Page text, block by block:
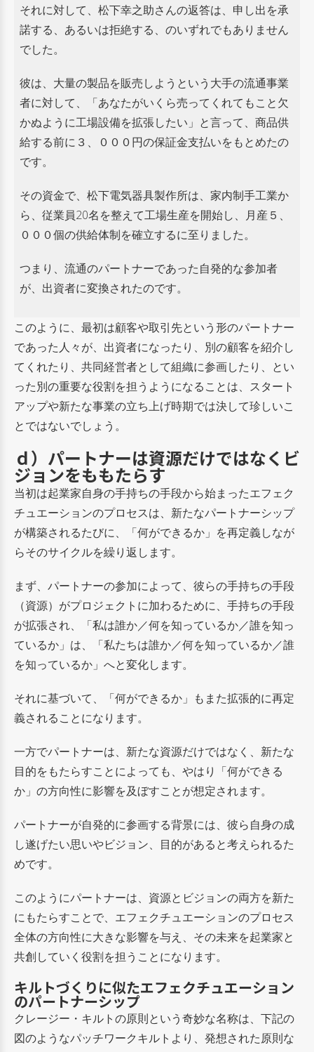
それに対して、松下幸之助さんの返答は、申し出を承
諾する、あるいは拒絶する、 のいずれでもありません
でした。
彼は、大量の製品を販売しようという大手の流通事業
者に対して、
「あなたがいくら売ってくれてもこと欠
かぬように工場設備を拡張したい」と言って、 商品供
給する前に３、０００円の保証金支払いをもとめたの
です。
その資金で、松下電気器具製作所は、家内制手工業か
ら、従業員20名を整えて工場生産を開始し、 月産５、
０００個の供給体制を確立するに至りました。
つまり、流通のパートナーであった自発的な参加者
が、出資者に変換されたのです。
このように、最初は顧客や取引先という形のパートナー
であった人々が、出資者になったり、 別の顧客を紹介し
てくれたり、共同経営者として組織に参画したり、とい
った別の重要な役割を担うようになることは、 スタート
アップや新たな事業の立ち上げ時期では決して珍しいこ
とではないでしょう。
ｄ）パートナーは資源だけではなくビ
ジョンをももたらす
当初は起業家自身の手持ちの手段から始まったエフェク
チュエーションのプロセスは、新たなパートナーシップ
が構築されるたびに、「何ができるか」を再定義しなが
らそのサイクルを繰り返します。
まず、パートナーの参加によって、彼らの手持ちの手段
（資源）がプロジェクトに加わるために、手持ちの手段
が拡張され、「私は誰か／何を知っているか／誰を知っ
ているか」は、「私たちは誰か／何を知っているか／誰
を知っているか」へと変化します。
それに基づいて、「何ができるか」もまた拡張的に再定
義されることになります。
一方でパートナーは、新たな資源だけではなく、新たな
目的をもたらすことによっても、 やはり「何ができる
か」の方向性に影響を及ぼすことが想定されます。
パートナーが自発的に参画する背景には、彼ら自身の成
し遂げたい思いやビジョン、 目的があると考えられるた
めです。
このようにパートナーは、資源とビジョンの両方を新た
にもたらすことで、 エフェクチュエーションのプロセス
全体の方向性に大きな影響を与え、 その未来を起業家と
共創していく役割を担うことになります。
キルトづくりに似たエフェクチュエーション
のパートナーシップ
クレージー・キルトの原則という奇妙な名称は、下記の
図のようなパッチワークキルトより、発想された原則な